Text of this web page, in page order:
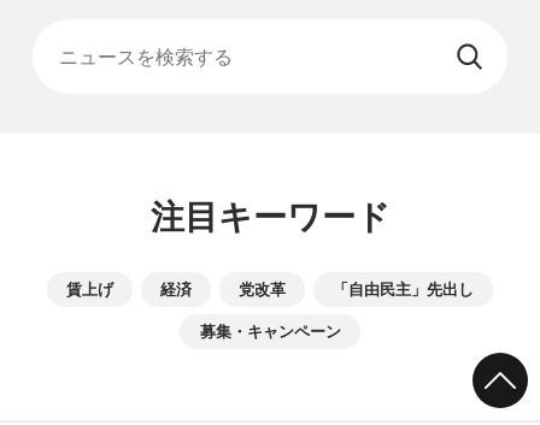
注目キーワード
賃上げ 経済 党改革 「自由民主」先出し
募集・キャンペーン